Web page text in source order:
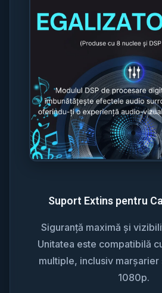
Suport Extins pentru
Siguranță maximă și
Unitatea este compatibilă
multiple, inclusiv marșarier
1080p.